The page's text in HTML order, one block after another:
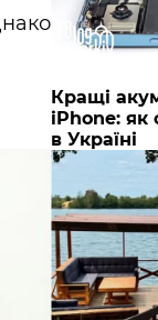
Кращі
iPhone: як
в Україні